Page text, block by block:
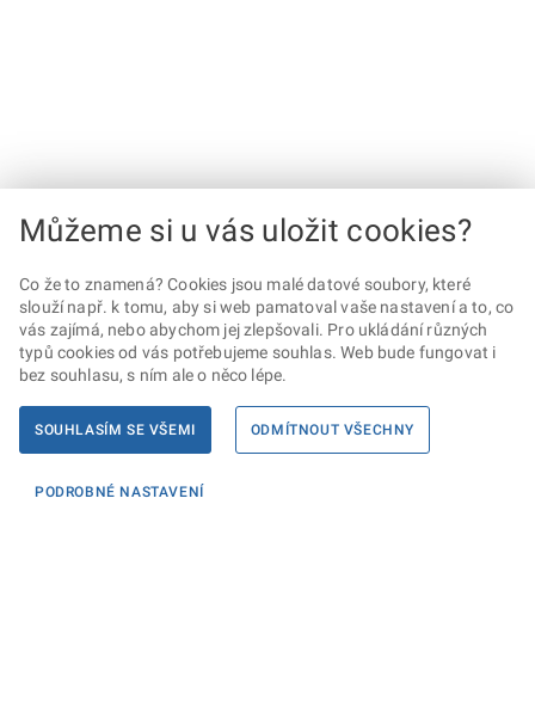
Můžeme si u vás uložit cookies?
Co že to znamená? Cookies jsou malé datové soubory, které
slouží např. k tomu, aby si web pamatoval vaše nastavení a to, co
vás zajímá, nebo abychom jej zlepšovali. Pro ukládání různých
typů cookies od vás potřebujeme souhlas. Web bude fungovat i
bez souhlasu, s ním ale o něco lépe.
SOUHLASÍM SE VŠEMI ODMÍTNOUT VŠECHNY
PODROBNÉ NASTAVENÍ